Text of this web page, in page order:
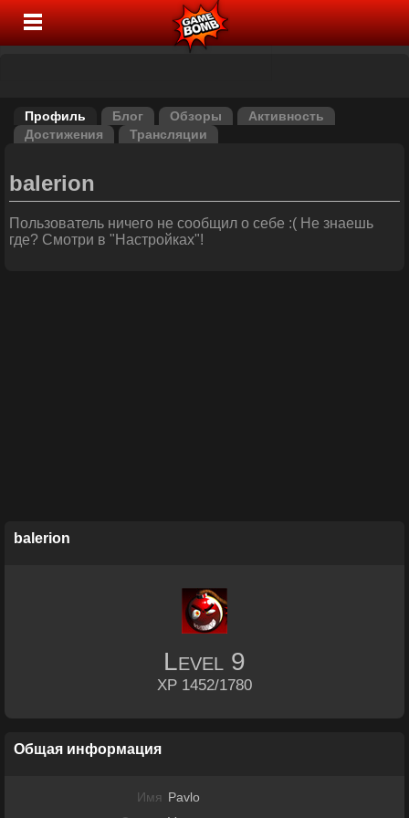
Профиль Блог Обзоры
Активность
Достижения
Трансляции
balerion
Пользователь ничего не сообщил о себе :( Не знаешь
где? Смотри в "Настройках"!
balerion
Level 9
XP 1452/1780
Общая информация
Имя Pavlo